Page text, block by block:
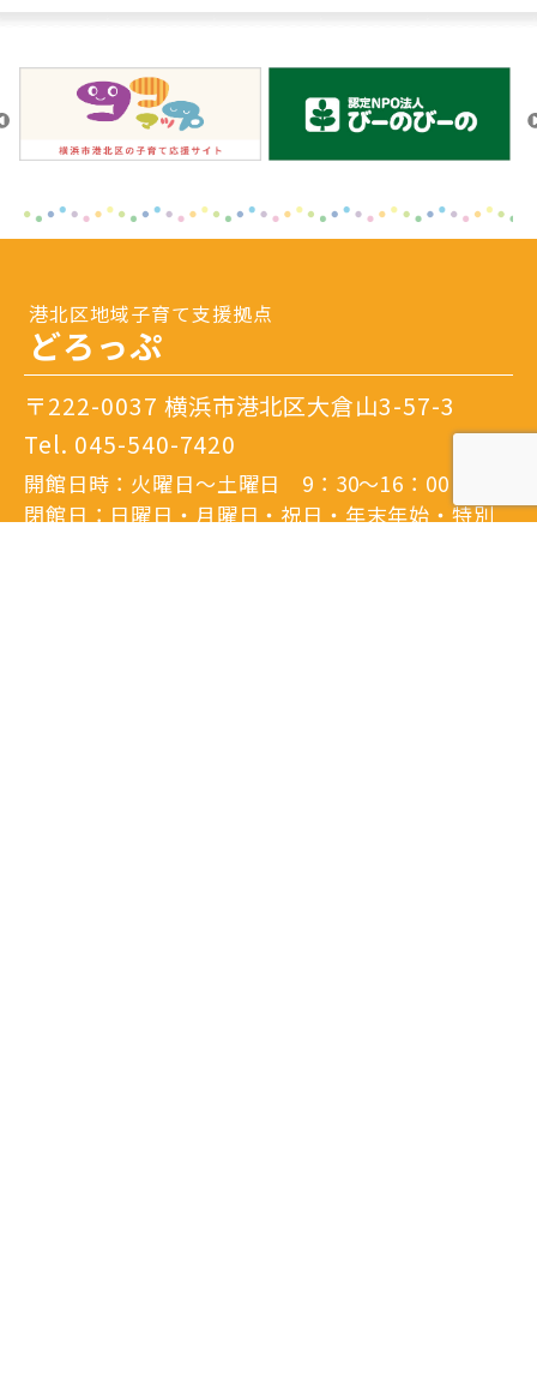
港北区地域子育て支援拠点
どろっぷ
〒222-0037 横浜市港北区大倉山3-57-3
Tel. 045-540-7420
開館日時：火曜日～土曜日 9：30～16：00
閉館日：日曜日・月曜日・祝日・年末年始・特別